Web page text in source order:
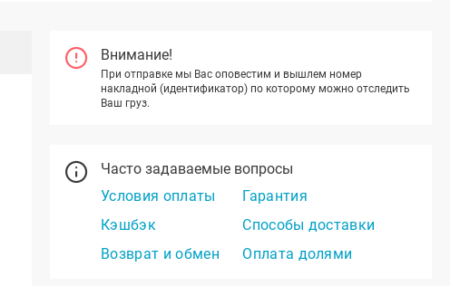
Внимание!
При отправке мы Вас оповестим и вышлем номер
накладной (идентификатор) по которому можно отследить
Ваш груз.
Часто задаваемые вопросы
Условия оплаты
Гарантия
Кэшбэк
Способы доставки
Возврат и обмен
Оплата долями